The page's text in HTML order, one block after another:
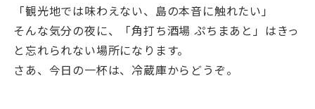
「観光地では味わえない、島の本音に触れたい」
そんな気分の夜に、「角打ち酒場 ぷちまあと」はきっ
と忘れられない場所になります。
さあ、今日の一杯は、冷蔵庫からどうぞ。